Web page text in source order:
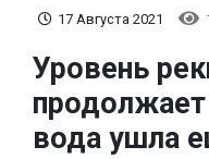
17 Августа 2021
Уровень
продолжает
вода ушла